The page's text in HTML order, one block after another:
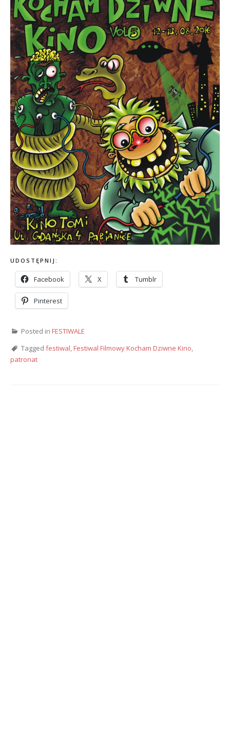
UDOSTĘPNIJ:
Facebook X Tumblr
Pinterest
Posted in FESTIWALE
Tagged festiwal,Festiwal Filmowy Kocham Dziwne Kino,
patronat